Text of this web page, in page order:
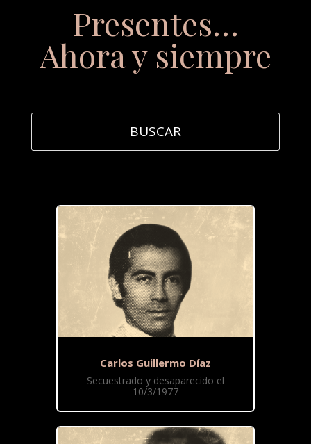
Presentes…
Ahora y siempre
Carlos Guillermo Díaz
Secuestrado y desaparecido el
10/3/1977